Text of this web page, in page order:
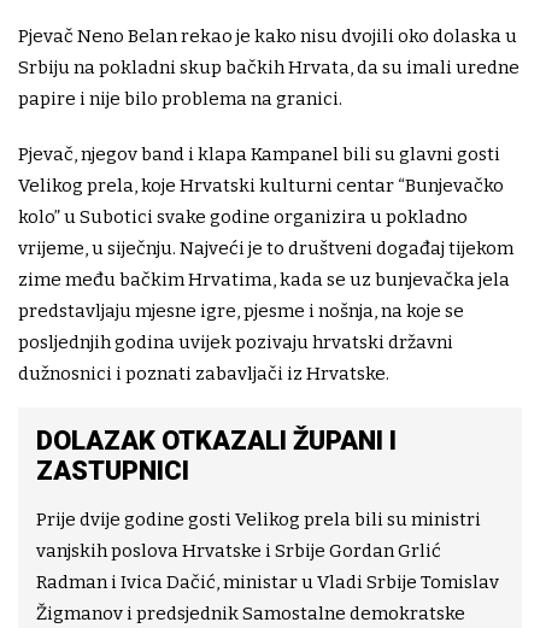
Pjevač Neno Belan rekao je kako nisu dvojili oko dolaska u
Srbiju na pokladni skup bačkih Hrvata, da su imali uredne
papire i nije bilo problema na granici.
Pjevač, njegov band i klapa Kampanel bili su glavni gosti
Velikog prela, koje Hrvatski kulturni centar “Bunjevačko
kolo” u Subotici svake godine organizira u pokladno
vrijeme, u siječnju. Najveći je to društveni događaj tijekom
zime među bačkim Hrvatima, kada se uz bunjevačka jela
predstavljaju mjesne igre, pjesme i nošnja, na koje se
posljednjih godina uvijek pozivaju hrvatski državni
dužnosnici i poznati zabavljači iz Hrvatske.
DOLAZAK OTKAZALI ŽUPANI I
ZASTUPNICI
Prije dvije godine gosti Velikog prela bili su ministri
vanjskih poslova Hrvatske i Srbije Gordan Grlić
Radman i Ivica Dačić, ministar u Vladi Srbije Tomislav
Žigmanov i predsjednik Samostalne demokratske